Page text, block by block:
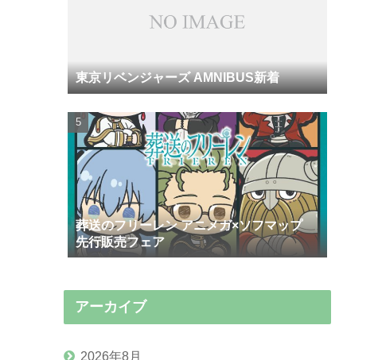
東京リベンジャーズ AMNIBUS新着
葬送のフリーレン アニメガ×ソフマップ
先行販売フェア
アーカイブ
2026年8月